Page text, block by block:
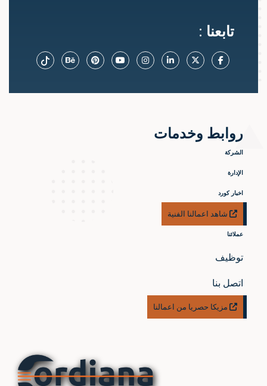
تابعنا :
روابط وخدمات
الشركة
الإدارة
اخبار كورد
شاهد اعمالنا الفنية
عملائنا
توظيف
اتصل بنا
مزيكا حصريا من اعمالنا